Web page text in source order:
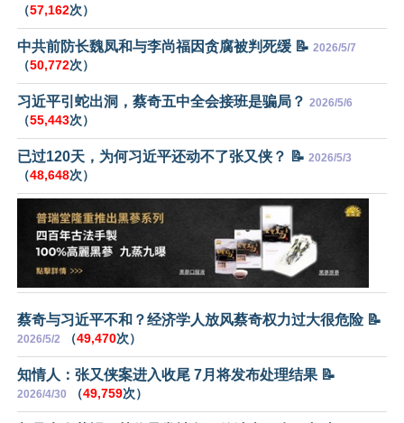
（57,162次）
中共前防长魏凤和与李尚福因贪腐被判死缓 📝 2026/5/7
（50,772次）
习近平引蛇出洞，蔡奇五中全会接班是骗局？ 2026/5/6
（55,443次）
已过120天，为何习近平还动不了张又侠？ 📝 2026/5/3
（48,648次）
蔡奇与习近平不和？经济学人放风蔡奇权力过大很危险 📝
2026/5/2 （49,470次）
知情人：张又侠案进入收尾 7月将发布处理结果 📝
2026/4/30 （49,759次）